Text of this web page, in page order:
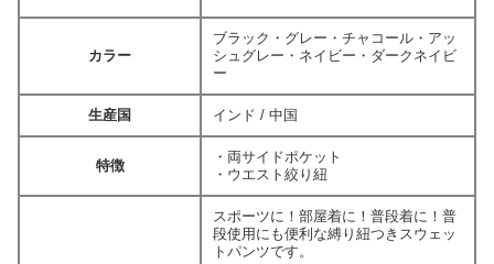
カラー
ブラック・グレー・チャコール・アッ
シュグレー・ネイビー・ダークネイビ
ー
生産国 インド / 中国
特徴
・両サイドポケット
・ウエスト絞り紐
スポーツに！部屋着に！普段着に！普
段使用にも便利な縛り紐つきスウェッ
トパンツです。